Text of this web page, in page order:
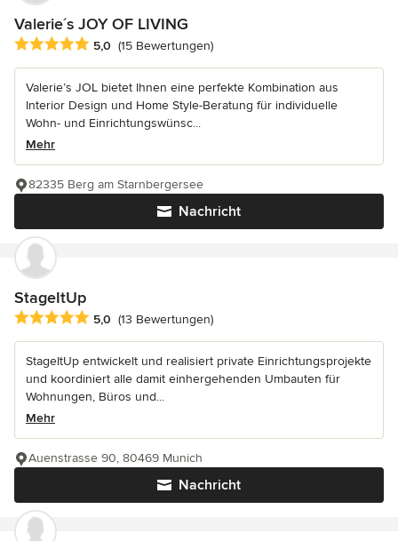
Valerie´s JOY OF LIVING
Durchschnittliche Bewertung: 5 von 5 Sternen
5,0 (15 Bewertungen)
Valerie’s JOL bietet Ihnen eine perfekte Kombination aus
Interior Design und Home Style-Beratung für individuelle
Wohn- und Einrichtungswünsc...
Mehr
Nachricht
82335 Berg am Starnbergersee
StageItUp
Durchschnittliche Bewertung: 5 von 5 Sternen
5,0 (13 Bewertungen)
StageItUp entwickelt und realisiert private Einrichtungsprojekte
und koordiniert alle damit einhergehenden Umbauten für
Wohnungen, Büros und...
Mehr
Nachricht
Auenstrasse 90, 80469 Munich